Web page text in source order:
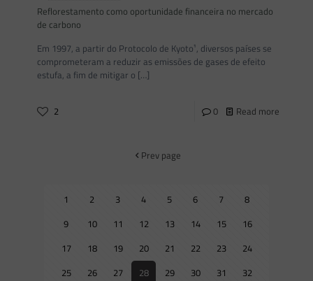
Reflorestamento como oportunidade financeira no mercado
de carbono
Em 1997, a partir do Protocolo de Kyoto¹, diversos países se
comprometeram a reduzir as emissões de gases de efeito
estufa, a fim de mitigar o […]
2 0 Read more
Prev page
1 2 3 4 5 6 7
8
9
10 11 12 13 14 15
16
17
18 19 20 21 22 23
24
25
26 27 28 29 30 31
32